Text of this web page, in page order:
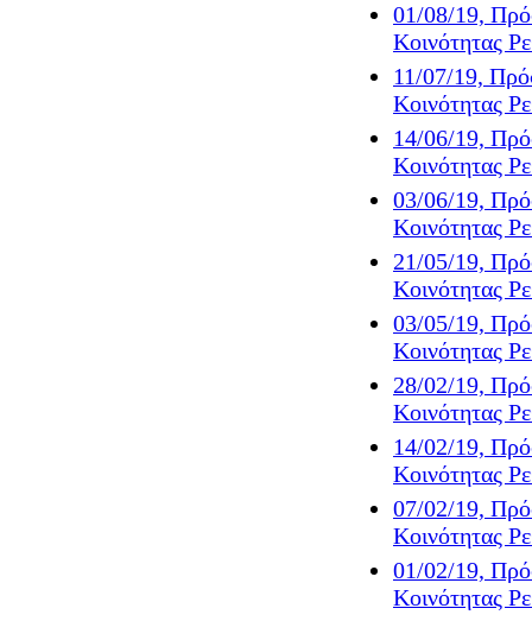
01/08/19,
Κοινότητας
11/07/19,
Κοινότητας
14/06/19,
Κοινότητας
03/06/19,
Κοινότητας
21/05/19,
Κοινότητας
03/05/19,
Κοινότητας
28/02/19,
Κοινότητας
14/02/19,
Κοινότητας
07/02/19,
Κοινότητας
01/02/19,
Κοινότητας